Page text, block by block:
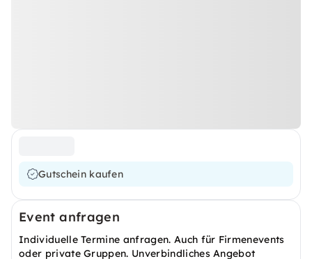
Gutschein kaufen
Event anfragen
Individuelle Termine anfragen. Auch für Firmenevents
oder private Gruppen. Unverbindliches Angebot